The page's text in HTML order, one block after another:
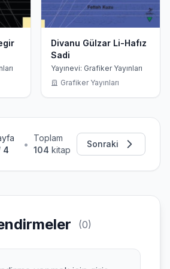
Divanu Gülzar Li-Hafız
Sadi
Yayınevi: Grafiker Yayınları
Grafiker Yayınları
4 •
Toplam
104 kitap
Sonraki
(0)